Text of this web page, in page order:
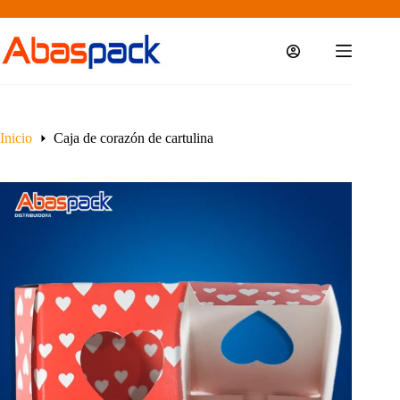
al
contenido
Inicio Caja de corazón de cartulina